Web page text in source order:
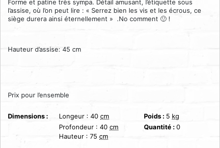
Forme et patine très sympa. Détail amusant, l’étiquette sous
l’assise, où l’on peut lire : « Serrez bien les vis et les écrous, ce
siège durera ainsi éternellement » .No comment 🙂 !
Hauteur d’assise: 45 cm
Prix pour l’ensemble
Dimensions : Longeur : 40 cm
Profondeur : 40 cm
Hauteur : 75 cm
Poids : 5 kg
Quantité :0